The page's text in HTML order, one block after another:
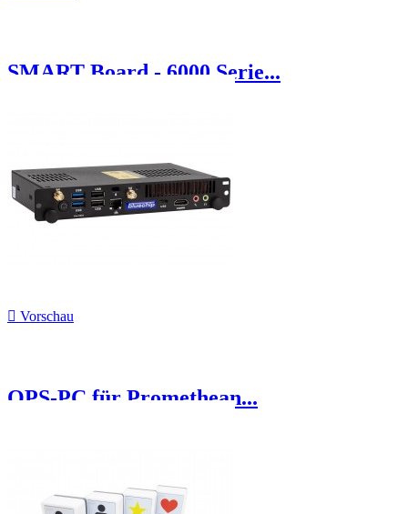
SMART Board - 6000 Serie...
 Vorschau
OPS-PC für Promethean...